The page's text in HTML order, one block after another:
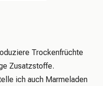
Trockenfrüchte
Zusatzstoffe.
ich auch Marmeladen